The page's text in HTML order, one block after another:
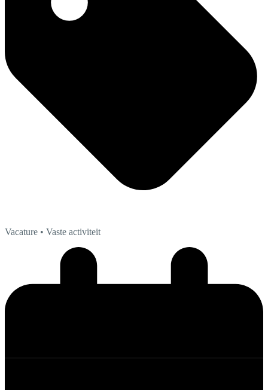
Vacature • Vaste activiteit